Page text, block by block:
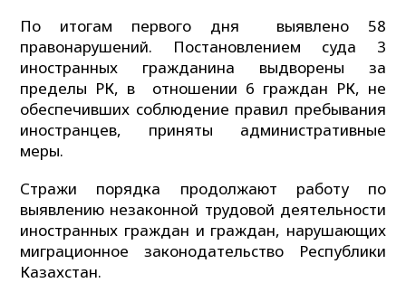
По итогам первого дня выявлено 58
правонарушений. Постановлением суда 3
иностранных гражданина выдворены за
пределы РК, в отношении 6 граждан РК, не
обеспечивших соблюдение правил пребывания
иностранцев, приняты административные
меры.
Стражи порядка продолжают работу по
выявлению незаконной трудовой деятельности
иностранных граждан и граждан, нарушающих
миграционное законодательство Республики
Казахстан.